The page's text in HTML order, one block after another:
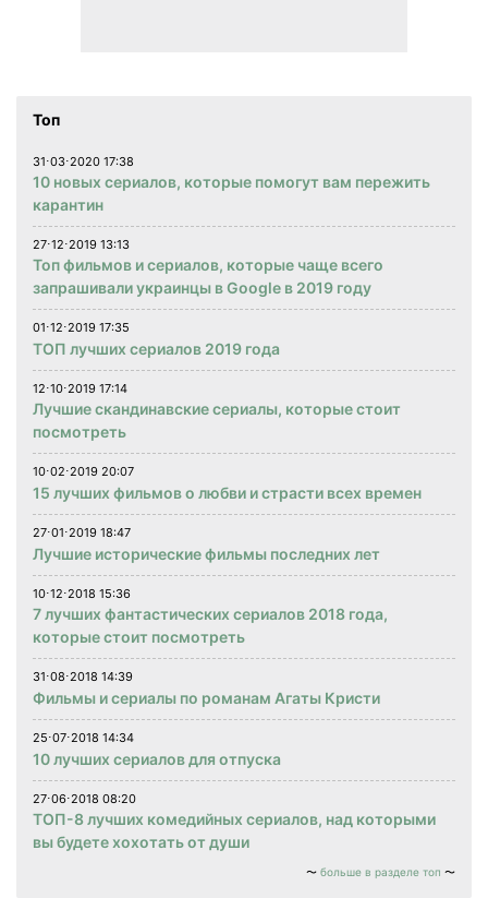
Топ
31⋅03⋅2020 17:38
10 новых сериалов, которые помогут вам пережить
карантин
27⋅12⋅2019 13:13
Топ фильмов и сериалов, которые чаще всего
запрашивали украинцы в Google в 2019 году
01⋅12⋅2019 17:35
ТОП лучших сериалов 2019 года
12⋅10⋅2019 17:14
Лучшие скандинавские сериалы, которые стоит
посмотреть
10⋅02⋅2019 20:07
15 лучших фильмов о любви и страсти всех времен
27⋅01⋅2019 18:47
Лучшие исторические фильмы последних лет
10⋅12⋅2018 15:36
7 лучших фантастических сериалов 2018 года,
которые стоит посмотреть
31⋅08⋅2018 14:39
Фильмы и сериалы по романам Агаты Кристи
25⋅07⋅2018 14:34
10 лучших сериалов для отпуска
27⋅06⋅2018 08:20
ТОП-8 лучших комедийных сериалов, над которыми
вы будете хохотать от души
больше в разделе топ